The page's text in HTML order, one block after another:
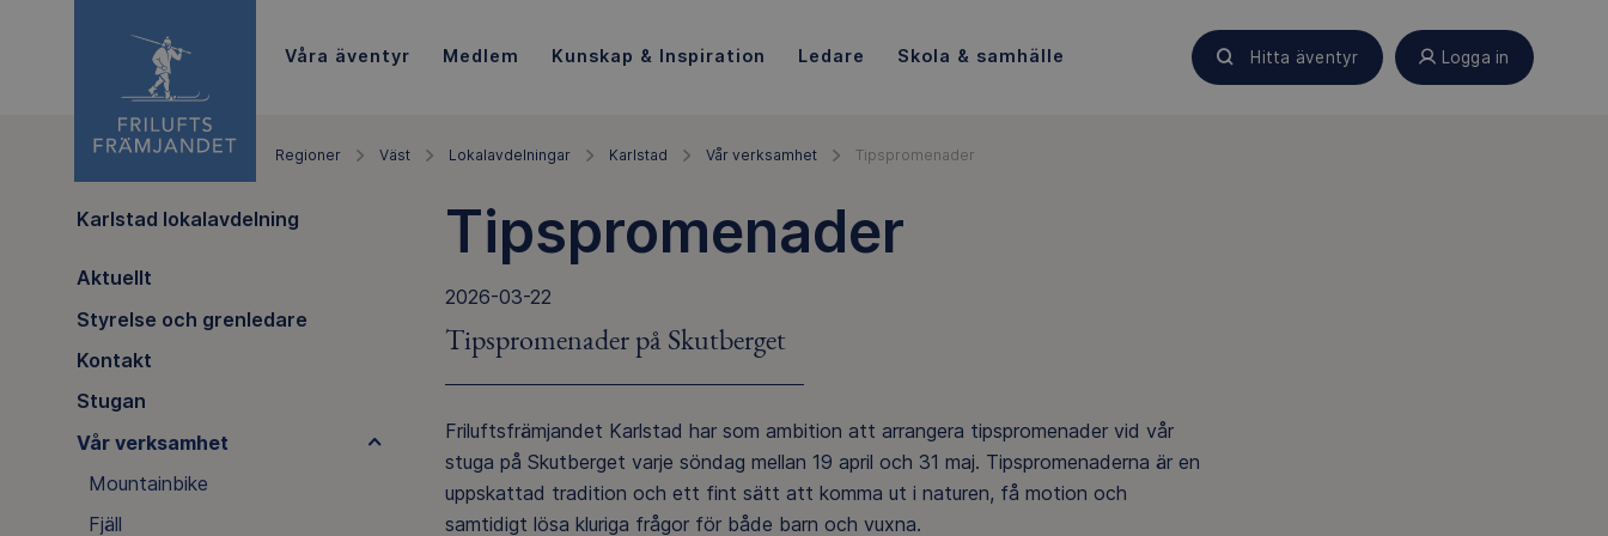
Våra äventyr Medlem Kunskap & Inspiration Ledare Skola & samhälle Hitta äventyr Logga in
Regioner Väst Lokalavdelningar Karlstad Vår verksamhet Tipspromenader
Karlstad lokalavdelning
Aktuellt
Styrelse och grenledare
Kontakt
Stugan
Vår verksamhet
Mountainbike
Fjäll
Tipspromenader
2026-03-22
Tipspromenader på Skutberget
Friluftsfrämjandet Karlstad har som ambition att arrangera tipspromenader vid vår
stuga på Skutberget varje söndag mellan 19 april och 31 maj. Tipspromenaderna är en
uppskattad tradition och ett fint sätt att komma ut i naturen, få motion och
samtidigt lösa kluriga frågor för både barn och vuxna.